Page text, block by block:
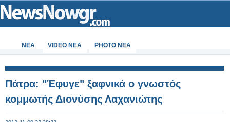
ΝΕΑ VIDEO NEA PHOTO NEA
Πάτρα: "Έφυγε" ξαφνικά ο γνωστός
κομμωτής Διονύσης Λαχανιώτης